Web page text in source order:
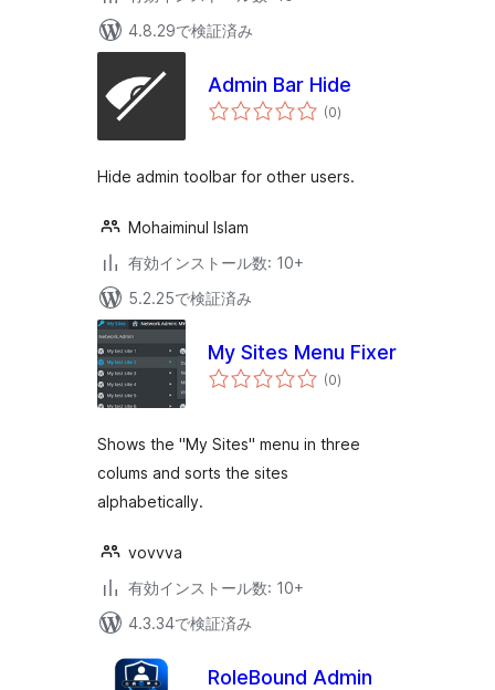
4.8.29で検証済み
Admin Bar Hide
(0個
の)
Hide admin toolbar for other users.
Mohaiminul Islam
有効インストール数: 10+
5.2.25で検証済み
My Sites Menu Fixer
(0個
の)
Shows the "My Sites" menu in three
colums and sorts the sites
alphabetically.
vovvva
有効インストール数: 10+
4.3.34で検証済み
RoleBound Admin